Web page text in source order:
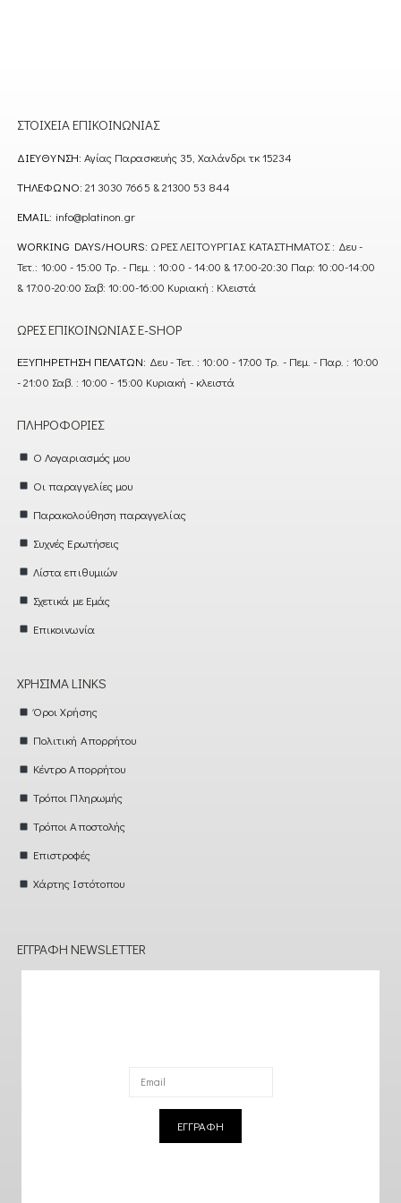
ΣΤΟΙΧΕΊΑ ΕΠΙΚΟΙΝΩΝΊΑΣ
ΔΙΕΎΘΥΝΣΗ: Αγίας Παρασκευής 35, Χαλάνδρι τκ 15234
ΤΗΛΈΦΩΝΟ: 21 3030 7665 & 21300 53 844
EMAIL: info@platinon.gr
WORKING DAYS/HOURS: ΩΡΕΣ ΛΕΙΤΟΥΡΓΙΑΣ ΚΑΤΑΣΤΗΜΑΤΟΣ : Δευ -
Τετ.: 10:00 - 15:00 Τρ. - Πεμ. : 10:00 - 14:00 & 17:00-20:30 Παρ: 10:00-14:00
& 17:00-20:00 Σαβ: 10:00-16:00 Κυριακή : Κλειστά
ΏΡΕΣ ΕΠΙΚΟΙΝΩΝΊΑΣ E-SHOP
ΕΞΥΠΗΡΈΤΗΣΗ ΠΕΛΑΤΏΝ: Δευ - Τετ. : 10:00 - 17:00 Τρ. - Πεμ. - Παρ. : 10:00
- 21:00 Σαβ. : 10:00 - 15:00 Κυριακή - κλειστά
ΠΛΗΡΟΦΟΡΊΕΣ
Ο Λογαριασμός μου
Οι παραγγελίες μου
Παρακολούθηση παραγγελίας
Συχνές Ερωτήσεις
Λίστα επιθυμιών
Σχετικά με Εμάς
Επικοινωνία
ΧΡΉΣΙΜΑ LINKS
Όροι Χρήσης
Πολιτική Απορρήτου
Κέντρο Απορρήτου
Τρόποι Πληρωμής
Τρόποι Αποστολής
Επιστροφές
Χάρτης Ιστότοπου
ΕΓΓΡΑΦΉ NEWSLETTER
ΕΓΓΡΑΦΗ